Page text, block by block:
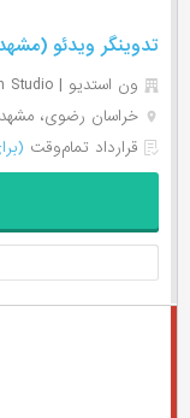
تدوینگر ویدئو
ون استدیو | Van Studio
خراسان رضوی، مشهد
قرارداد تمام‌وقت